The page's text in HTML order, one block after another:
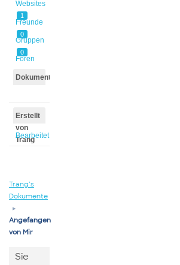
Websites
1
Freunde
0
Gruppen
0
Foren
Dokumente
Erstellt
von
Trang
Bearbeitet
Trang’s
Dokumente
▸
Angefangen
von Mir
Sie